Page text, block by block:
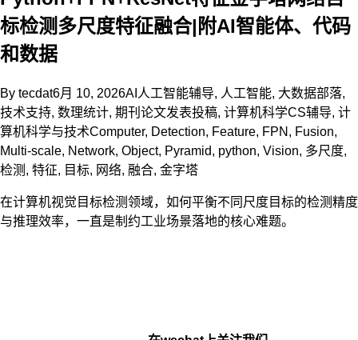
标检测多尺度特征融合|附AI智能体、代码
和数据
By tecdat6月 10, 2026AI人工智能辅导, 人工智能, 大数据部落,
技术支持, 数理统计, 期刊论文发表投稿, 计算机科学CS辅导, 计
算机科学与技术Computer, Detection, Feature, FPN , Fusion,
Multi-scale, Network, Object, Pyramid, python, Vision, 多尺度,
检测 , 特征, 目标, 网络, 融合, 金字塔
在计算机视觉目标检测领域，如何平衡不同尺度目标的检测精度
与推理效率，一直是制约工业场景落地的核心难题。